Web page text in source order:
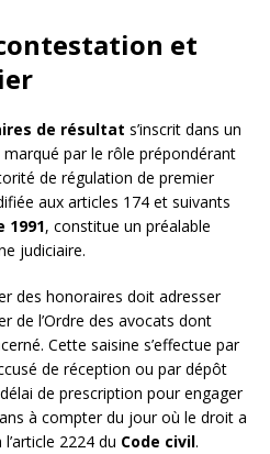
et
de résultat s’inscrit dans un
par le rôle prépondérant
de régulation de premier
aux articles 174 et suivants
1991, constitue un préalable
judiciaire.
des honoraires doit adresser
de l’Ordre des avocats dont
Cette saisine s’effectue par
de réception ou par dépôt
de prescription pour engager
à compter du jour où le droit a
2224 du Code civil.